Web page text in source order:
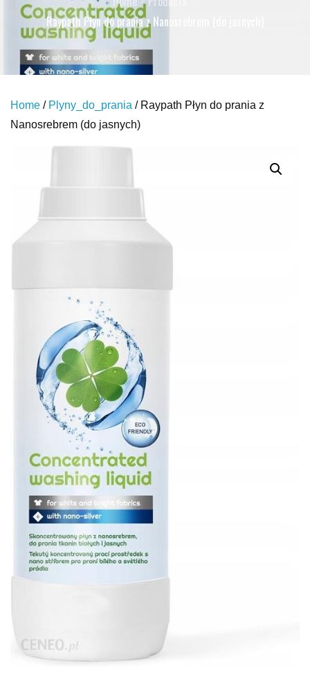
Raypath Płyn do prania z Nanosrebrem (do jasnych)
Home / Plyny_do_prania / Raypath Płyn do prania z
Nanosrebrem (do jasnych)